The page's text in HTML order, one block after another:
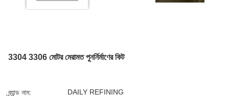
3304 3306 মোটর মেরামত পুনর্নির্মাণের কিট
ব্র্যান্ড নাম: DAILY REFINING